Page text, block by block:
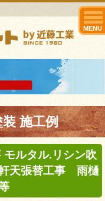
MENU
施工例
ルタル.リシン吹
天張替工事 雨樋